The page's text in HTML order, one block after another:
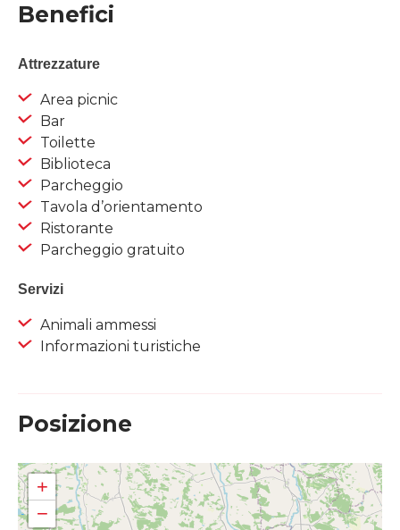
Benefici
Attrezzature
Area picnic
Bar
Toilette
Biblioteca
Parcheggio
Tavola d’orientamento
Ristorante
Parcheggio gratuito
Servizi
Animali ammessi
Informazioni turistiche
Posizione
+
−